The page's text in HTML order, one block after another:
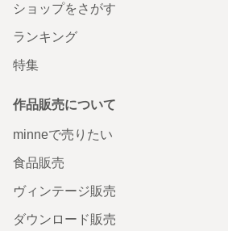
ショップをさがす
ランキング
特集
作品販売について
minneで売りたい
食品販売
ヴィンテージ販売
ダウンロード販売